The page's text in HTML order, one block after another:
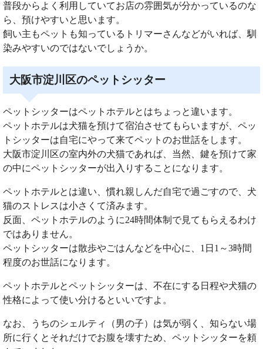
普段からよく利用していてお店の雰囲気が分かっているのな
ら、預けやすいと思います。
飼い主もペットも知っているトリマーさんなどがいれば、馴
染みやすいのではないでしょうか。
大阪市淀川区のペットシッター
ペットシッターはペットホテルとはちょっと違います。
ペットホテルは犬猫を預けて宿泊させてもらいますが、ペッ
トシッターは自宅にやって来てペットのお世話をします。
大阪市淀川区の室内外の犬猫であれば、当然、鍵を預けて家
の中にペットシッターが出入りすることになります。
ペットホテルとは違い、慣れ親しんだ自宅で過ごすので、犬
猫のストレスは小さくて済みます。
反面、ペットホテルのように24時間体制で見てもらえるわけ
ではありません。
ペットシッターは散歩やごはんなどを中心に、1日1～3時間
程度のお世話になります。
ペットホテルとペットシッターは、不在にする日程や犬猫の
性格によって使い分けるといいですよ。
なお、うちのシェルティ（男の子）は気が弱く、知らない場
所に行くとそれだけでお腹を壊すため、ペットシッターを頼